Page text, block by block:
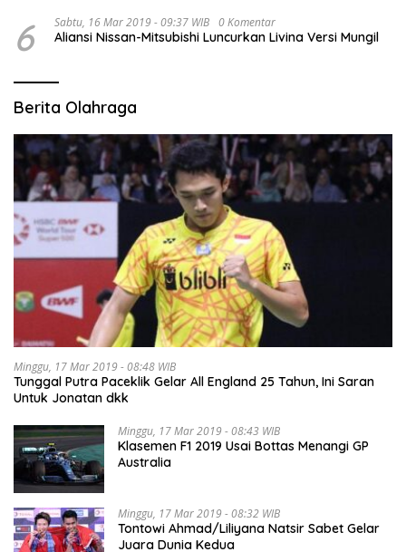
6 Sabtu, 16 Mar 2019 - 09:37 WIB 0 Komentar
Aliansi Nissan-Mitsubishi Luncurkan Livina Versi Mungil
Berita Olahraga
Minggu, 17 Mar 2019 - 08:48 WIB
Tunggal Putra Paceklik Gelar All England 25 Tahun, Ini Saran
Untuk Jonatan dkk
Minggu, 17 Mar 2019 - 08:43 WIB
Klasemen F1 2019 Usai Bottas Menangi GP
Australia
Minggu, 17 Mar 2019 - 08:32 WIB
Tontowi Ahmad/Liliyana Natsir Sabet Gelar
Juara Dunia Kedua